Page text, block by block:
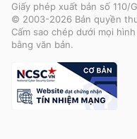
Giấy phép xuất bản số 110/
© 2003-2026 Bản quyền
Cấm sao chép dưới mọi
bằng văn bản.